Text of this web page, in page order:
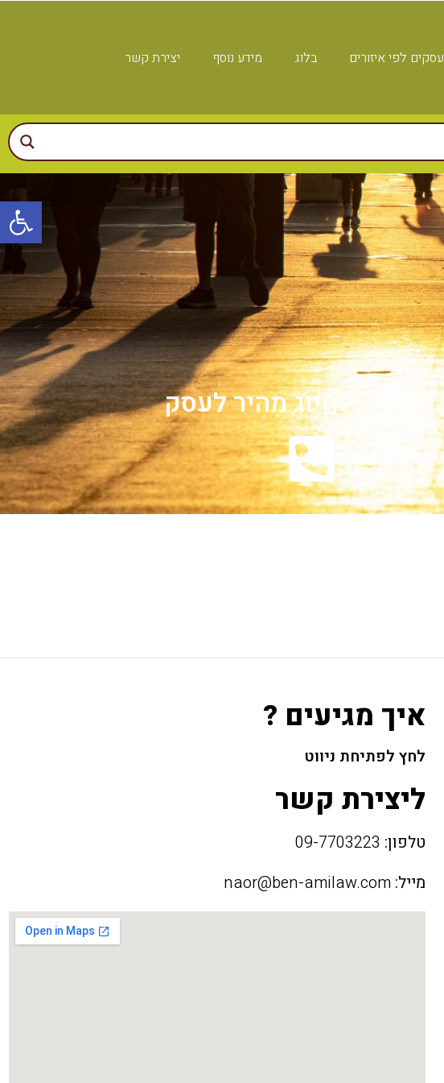
עסקים לפי איזורים בלוג מידע נוסף יצירת קשר
חיוג מהיר לעסק
איך מגיעים ?
לחץ לפתיחת ניווט
ליצירת קשר
טלפון:
מייל: naor@ben-amilaw.com